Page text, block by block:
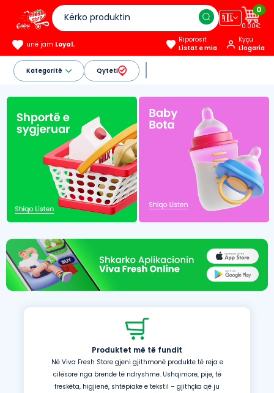
🇦🇱
0
0.00€
unë jam Loyal.
Riporosit
Listat e mia
Kyçu
Llogaria
Kategoritë Qyteti
Produktet më të fundit
Në Viva Fresh Store gjeni gjithmonë produkte të reja e
cilësore nga brende të ndryshme. Ushqimore, pije, të
freskëta, higjienë, shtëpiake e tekstil – gjithçka që ju